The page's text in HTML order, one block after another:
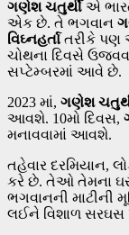
ગણેશ ચતુર્થીએ
એક છે. તે ભગવાન
વિઘ્નહર્તાતરીકે પણ
ચોથના દિવસે
સપ્ટેમ્બરમાં આવે છે.
2023 માં, ગણેશ
આવશે. 10મો દિવસ,
મનાવવામાં આવશે.
તહેવાર દરમિયાન,
કરે છે. તેઓ તેમના
ભગવાનની માટીની
લઈને વિશાળ સરઘસ